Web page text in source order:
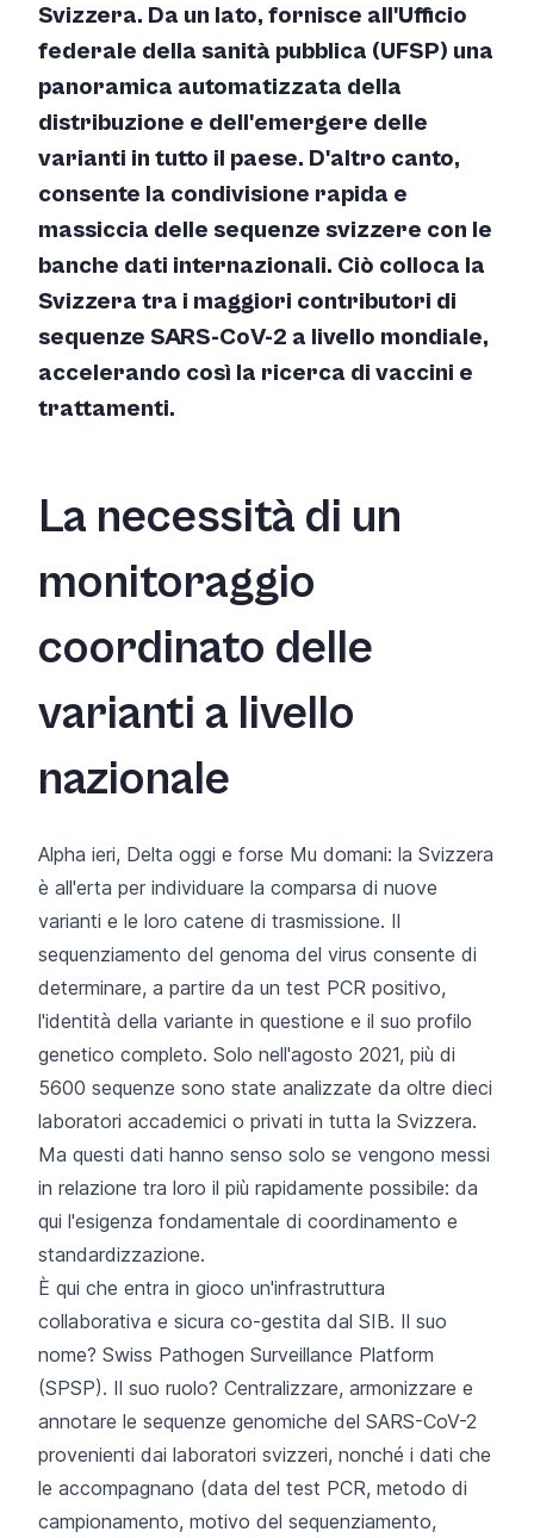
Svizzera. Da un lato, fornisce all'Ufficio
federale della sanità pubblica (UFSP) una
panoramica automatizzata della
distribuzione e dell'emergere delle
varianti in tutto il paese. D'altro canto,
consente la condivisione rapida e
massiccia delle sequenze svizzere con le
banche dati internazionali. Ciò colloca la
Svizzera tra i maggiori contributori di
sequenze SARS-CoV-2 a livello mondiale,
accelerando così la ricerca di vaccini e
trattamenti.
La necessità di un
monitoraggio
coordinato delle
varianti a livello
nazionale
Alpha ieri, Delta oggi e forse Mu domani: la Svizzera
è all'erta per individuare la comparsa di nuove
varianti e le loro catene di trasmissione. Il
sequenziamento del genoma del virus consente di
determinare, a partire da un test PCR positivo,
l'identità della variante in questione e il suo profilo
genetico completo. Solo nell'agosto 2021, più di
5600 sequenze sono state analizzate da oltre dieci
laboratori accademici o privati in tutta la Svizzera.
Ma questi dati hanno senso solo se vengono messi
in relazione tra loro il più rapidamente possibile: da
qui l'esigenza fondamentale di coordinamento e
standardizzazione.
È qui che entra in gioco un'infrastruttura
collaborativa e sicura co-gestita dal SIB. Il suo
nome? Swiss Pathogen Surveillance Platform
(SPSP). Il suo ruolo? Centralizzare, armonizzare e
annotare le sequenze genomiche del SARS-CoV-2
provenienti dai laboratori svizzeri, nonché i dati che
le accompagnano (data del test PCR, metodo di
campionamento, motivo del sequenziamento,